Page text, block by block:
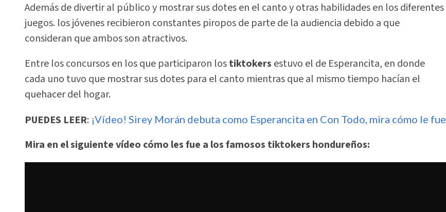
Además de divertir al público y mostrar sus dotes en el canto y otras habilidades en los diferentes
juegos. los jóvenes recibieron constantes piropos de parte de la audiencia debido a que
consideran que ambos son atractivos.
Entre los concursos en los que participaron lostiktokers estuvo el de Esperancita, en donde
cada uno tuvo que mostrar sus dotes para el canto mientras que al mismo tiempo hacían el
quehacer del hogar.
PUEDES LEER: ¡Vídeo! Sirey Morán debuta como Esperancita en Con Todo, mira cómo le fue
Mira en el siguiente vídeo cómo les fue a los famosos tiktokers hondureños: